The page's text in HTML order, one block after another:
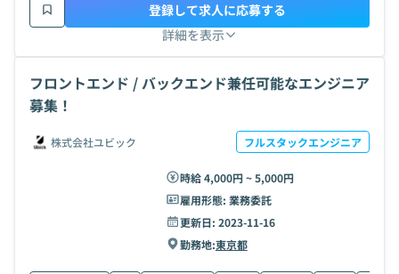
詳細を表示
登録して求人に応募する
フロントエンド / バックエンド兼任可能なエンジニア
募集！
株式会社ユビック フルスタックエンジニア
時給 4,000円 ~ 5,000円
雇用形態: 業務委託
更新日: 2023-11-16
勤務地:東京都